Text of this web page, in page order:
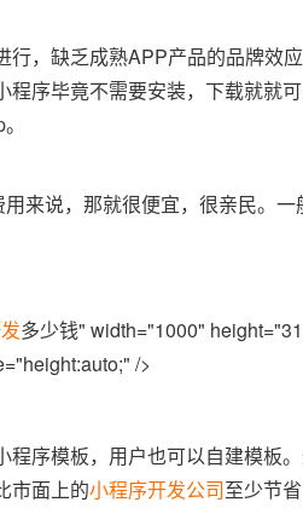
，缺乏成熟APP产品的品牌效
序毕竟不需要安装，下载就就
来说，那就很便宜，很亲民。
多少钱" width="1000"
/>
序模板，用户也可以自建模板
市面上的小程序开发公司至少节